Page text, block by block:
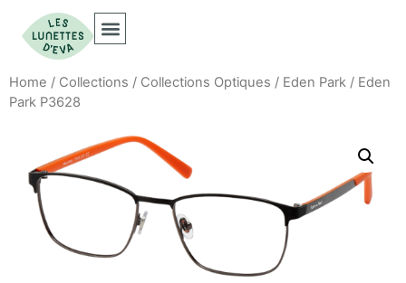
Home / Collections / Collections Optiques / Eden Park / Eden
Park P3628